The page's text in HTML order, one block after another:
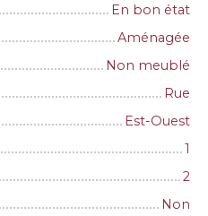
En bon état
Aménagée
Non meublé
Rue
Est-Ouest
1
2
Non